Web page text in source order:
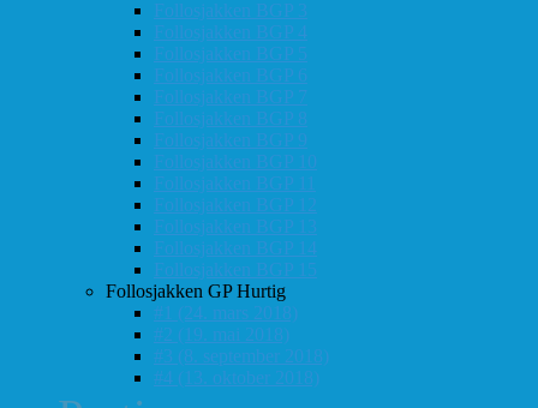
Follosjakken BGP 3
Follosjakken BGP 4
Follosjakken BGP 5
Follosjakken BGP 6
Follosjakken BGP 7
Follosjakken BGP 8
Follosjakken BGP 9
Follosjakken BGP 10
Follosjakken BGP 11
Follosjakken BGP 12
Follosjakken BGP 13
Follosjakken BGP 14
Follosjakken BGP 15
Follosjakken GP Hurtig
#1 (24. mars 2018)
#2 (19. mai 2018)
#3 (8. september 2018)
#4 (13. oktober 2018)